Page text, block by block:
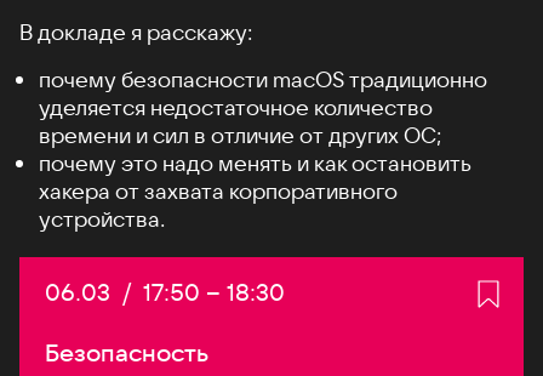
В докладе я расскажу:
почему безопасности macOS традиционно
уделяется недостаточное количество
времени и сил в отличие от других ОС;
почему это надо менять и как остановить
хакера от захвата корпоративного
устройства.
Дата:
06.03 / Начало:
17:50 – Конец:
18:30
Безопасность